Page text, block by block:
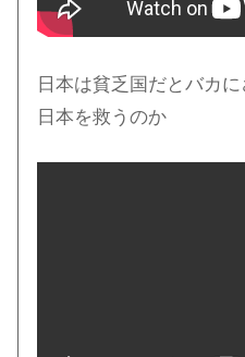
日本は貧乏国だとバカ
日本を救うのか